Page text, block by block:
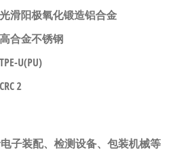
光滑阳极氧化锻造铝合金
高合金不锈钢
TPE-U(PU)
CRC 2
子装配、检测设备、包装机械等